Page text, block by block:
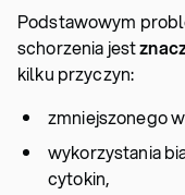
Podstawowym
schorzenia jest
kilku przyczyn:
zmniejszonego
wykorzystania
cytokin,